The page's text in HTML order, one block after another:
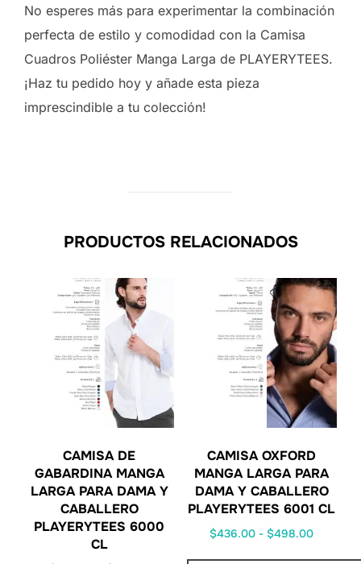
No esperes más para experimentar la combinación
perfecta de estilo y comodidad con la Camisa
Cuadros Poliéster Manga Larga de PLAYERYTEES.
¡Haz tu pedido hoy y añade esta pieza
imprescindible a tu colección!
PRODUCTOS RELACIONADOS
CAMISA DE
GABARDINA MANGA
LARGA PARA DAMA Y
CABALLERO
PLAYERYTEES 6000
CL
CAMISA OXFORD
MANGA LARGA PARA
DAMA Y CABALLERO
PLAYERYTEES 6001 CL
$436.00 - $498.00